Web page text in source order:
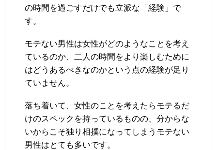
の時間を過ごすだけでも立派な「経験」で
す。
モテない男性は女性がどのようなことを考え
ているのか、二人の時間をより楽しむために
はどうあるべきなのかという点の経験が足り
ていません。
落ち着いて、女性のことを考えたらモテるだ
けのスペックを持っているものの、分からな
いからこそ独り相撲になってしまうモテない
男性はとても多いです。